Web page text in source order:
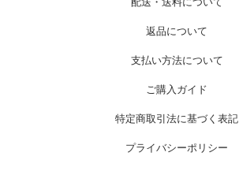
配送・送料について
返品について
支払い方法について
ご購入ガイド
特定商取引法に基づく表記
プライバシーポリシー